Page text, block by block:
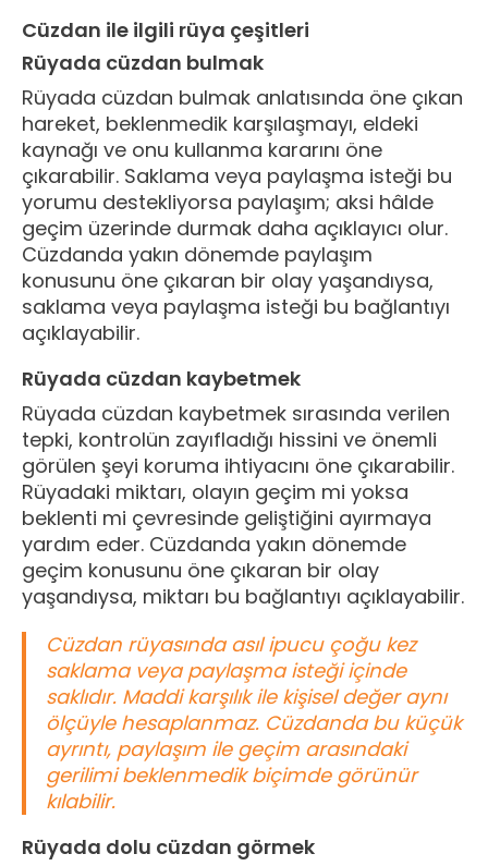
Cüzdan ile ilgili rüya çeşitleri
Rüyada cüzdan bulmak
Rüyada cüzdan bulmak anlatısında öne çıkan
hareket, beklenmedik karşılaşmayı, eldeki
kaynağı ve onu kullanma kararını öne
çıkarabilir. Saklama veya paylaşma isteği bu
yorumu destekliyorsa paylaşım; aksi hâlde
geçim üzerinde durmak daha açıklayıcı olur.
Cüzdanda yakın dönemde paylaşım
konusunu öne çıkaran bir olay yaşandıysa,
saklama veya paylaşma isteği bu bağlantıyı
açıklayabilir.
Rüyada cüzdan kaybetmek
Rüyada cüzdan kaybetmek sırasında verilen
tepki, kontrolün zayıfladığı hissini ve önemli
görülen şeyi koruma ihtiyacını öne çıkarabilir.
Rüyadaki miktarı, olayın geçim mi yoksa
beklenti mi çevresinde geliştiğini ayırmaya
yardım eder. Cüzdanda yakın dönemde
geçim konusunu öne çıkaran bir olay
yaşandıysa, miktarı bu bağlantıyı açıklayabilir.
Cüzdan rüyasında asıl ipucu çoğu kez
saklama veya paylaşma isteği içinde
saklıdır. Maddi karşılık ile kişisel değer aynı
ölçüyle hesaplanmaz. Cüzdanda bu küçük
ayrıntı, paylaşım ile geçim arasındaki
gerilimi beklenmedik biçimde görünür
kılabilir.
Rüyada dolu cüzdan görmek